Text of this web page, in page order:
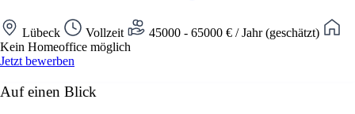
Lübeck Vollzeit
45000 - 65000 € / Jahr (geschätzt)
Kein Homeoffice möglich
Jetzt bewerben
Auf einen Blick